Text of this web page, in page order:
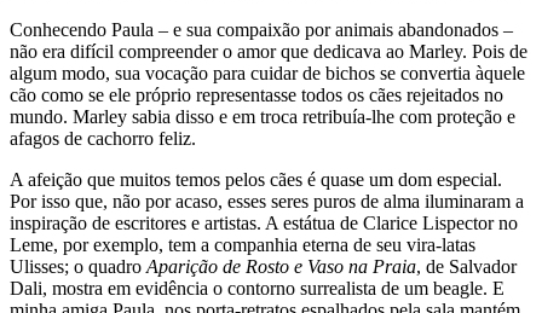
Conhecendo Paula – e sua compaixão por animais abandonados –
não era difícil compreender o amor que dedicava ao Marley. Pois de
algum modo, sua vocação para cuidar de bichos se convertia àquele
cão como se ele próprio representasse todos os cães rejeitados no
mundo. Marley sabia disso e em troca retribuía-lhe com proteção e
afagos de cachorro feliz.
A afeição que muitos temos pelos cães é quase um dom especial.
Por isso que, não por acaso, esses seres puros de alma iluminaram a
inspiração de escritores e artistas. A estátua de Clarice Lispector no
Leme, por exemplo, tem a companhia eterna de seu vira-latas
Ulisses; o quadro Aparição de Rosto e Vaso na Praia, de Salvador
Dali, mostra em evidência o contorno surrealista de um beagle. E